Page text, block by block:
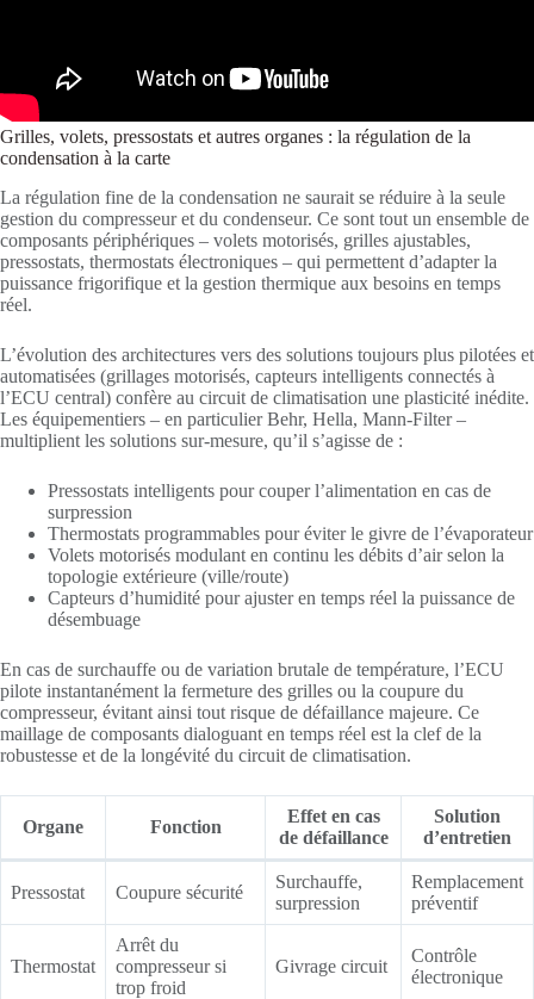
Grilles, volets, pressostats et autres organes : la régulation de la
condensation à la carte
La régulation fine de la condensation ne saurait se réduire à la seule
gestion du compresseur et du condenseur. Ce sont tout un ensemble de
composants périphériques – volets motorisés, grilles ajustables,
pressostats, thermostats électroniques – qui permettent d’adapter la
puissance frigorifique et la gestion thermique aux besoins en temps
réel.
L’évolution des architectures vers des solutions toujours plus pilotées et
automatisées (grillages motorisés, capteurs intelligents connectés à
l’ECU central) confère au circuit de climatisation une plasticité inédite.
Les équipementiers – en particulier Behr, Hella, Mann-Filter –
multiplient les solutions sur-mesure, qu’il s’agisse de :
Pressostats intelligents pour couper l’alimentation en cas de
surpression
Thermostats programmables pour éviter le givre de l’évaporateur
Volets motorisés modulant en continu les débits d’air selon la
topologie extérieure (ville/route)
Capteurs d’humidité pour ajuster en temps réel la puissance de
désembuage
En cas de surchauffe ou de variation brutale de température, l’ECU
pilote instantanément la fermeture des grilles ou la coupure du
compresseur, évitant ainsi tout risque de défaillance majeure. Ce
maillage de composants dialoguant en temps réel est la clef de la
robustesse et de la longévité du circuit de climatisation.
Organe Fonction
Effet en cas
de défaillance
Solution
d’entretien
Pressostat Coupure sécurité
Surchauffe,
surpression
Remplacement
préventif
Thermostat
Arrêt du
compresseur si
trop froid
Givrage circuit
Contrôle
électronique